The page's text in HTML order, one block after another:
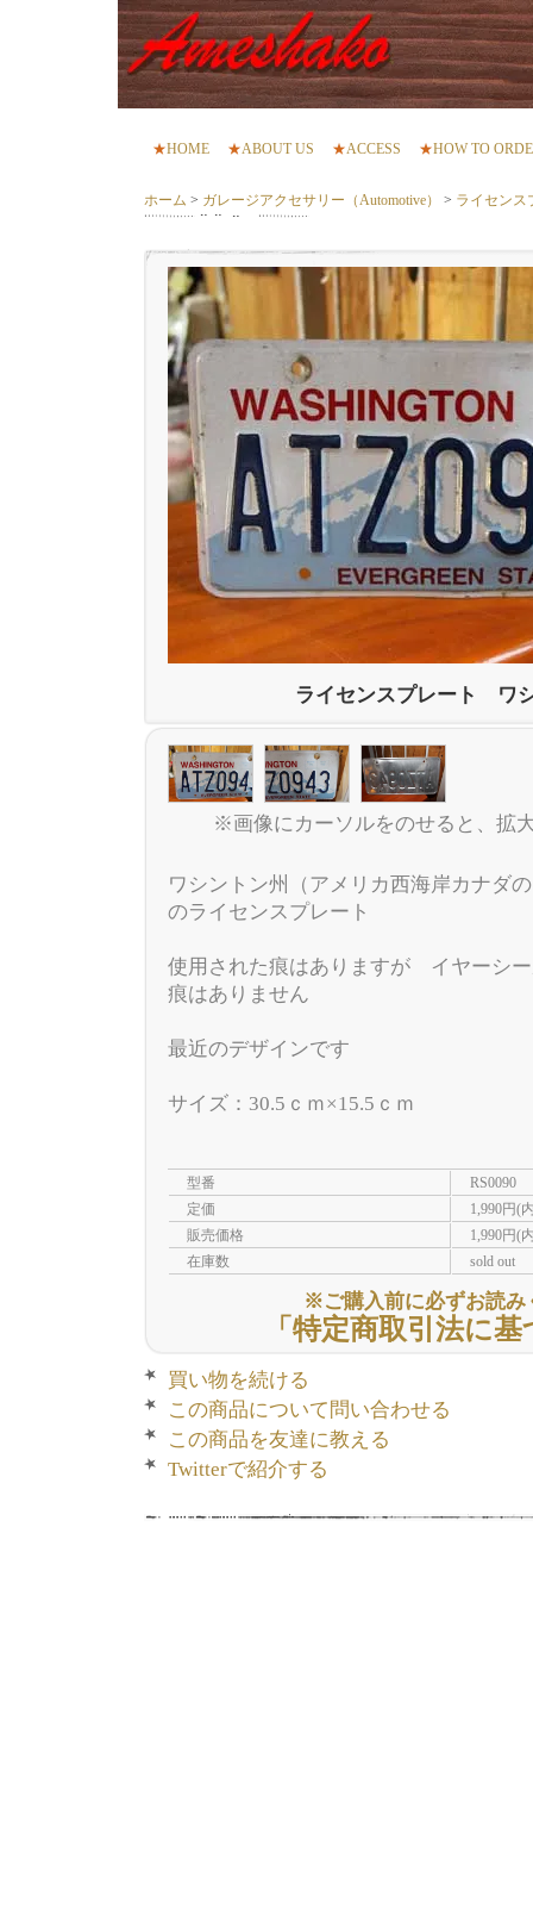
★HOME ★ABOUT US ★ACCESS ★HOW TO
ホーム > ガレージアクセサリー（Automotive） > ライセン
ライセンスプレート ワ
※画像にカーソルをのせると、拡
ワシントン州（アメリカ西海岸カナダ
のライセンスプレート
使用された痕はありますが イヤーシ
痕はありません
最近のデザインです
サイズ：30.5ｃｍ×15.5ｃｍ
型番
RS0090
定価
1,990円(
販売価格
1,990円(
在庫数
sold out
※ご購入前に必ずお読み
「特定商取引法に
買い物を続ける
この商品について問い合わせる
この商品を友達に教える
Twitterで紹介する